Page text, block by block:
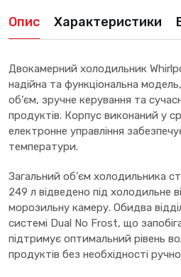
Опис Характеристики
Двокамерний холодильник
надійна та функціональна
об’єм, зручне керування та
продуктів. Корпус виконаний у
електронне управління
температури.
Загальний об’єм холодильника
249 л відведено під холодильне
морозильну камеру. Обидва
системі Dual No Frost, що
підтримує оптимальний рівень
продуктів без необхідності